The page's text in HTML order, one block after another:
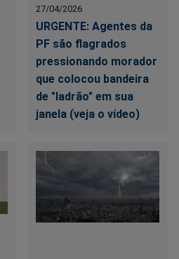
27/04/2026
URGENTE: Agentes da
PF são flagrados
pressionando morador
que colocou bandeira
de "ladrão" em sua
janela (veja o vídeo)